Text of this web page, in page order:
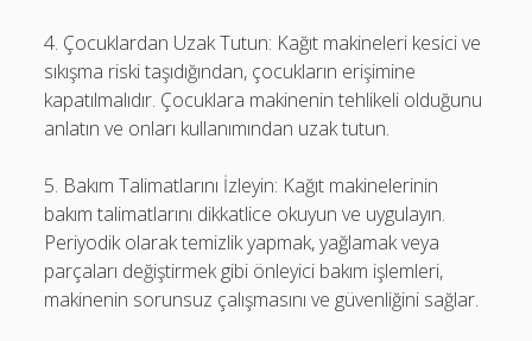
4. Çocuklardan Uzak Tutun: Kağıt makineleri kesici ve
sıkışma riski taşıdığından, çocukların erişimine
kapatılmalıdır. Çocuklara makinenin tehlikeli olduğunu
anlatın ve onları kullanımından uzak tutun.
5. Bakım Talimatlarını İzleyin: Kağıt makinelerinin
bakım talimatlarını dikkatlice okuyun ve uygulayın.
Periyodik olarak temizlik yapmak, yağlamak veya
parçaları değiştirmek gibi önleyici bakım işlemleri,
makinenin sorunsuz çalışmasını ve güvenliğini sağlar.